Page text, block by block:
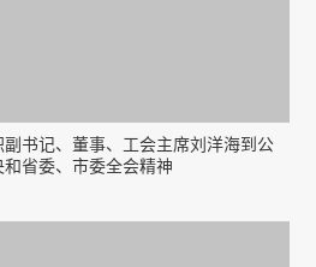
书记、董事、工会主席刘洋海到公
和省委、市委全会精神